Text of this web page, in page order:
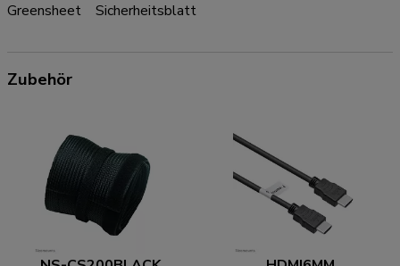
Greensheet Sicherheitsblatt
Zubehör